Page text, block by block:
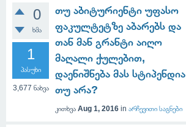
0
ხმა
1
პასუხი
3,677 ნახვა
თუ აბიტურიენტი უფასო
ფაკულტეტზე აბარებს და
თან მან გრანტი აიღო
მაღალი ქულებით,
დაენიშნება მას სტიპენდია
თუ არა?
კითხვა Aug 1, 2016 in არჩევითი საგნები